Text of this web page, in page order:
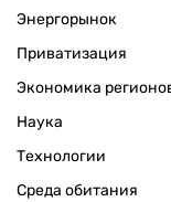
Энергорынок
Приватизация
Экономика
Наука
Технологии
Среда обитания